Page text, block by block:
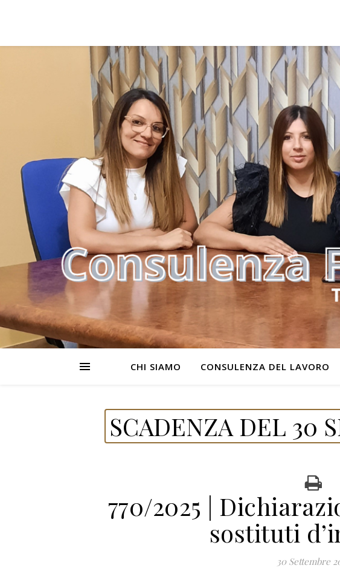
CHI SIAMO CONSULENZA DEL LAVORO
SCADENZA DEL 30
770/2025 |
sostituti
30 Settembre